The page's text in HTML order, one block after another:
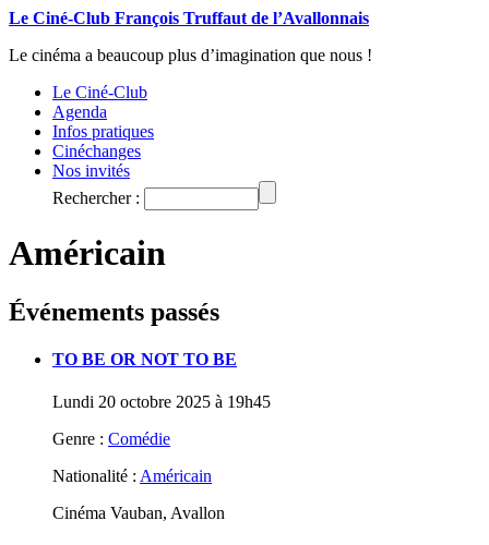
Le Ciné-Club François Truffaut de l’Avallonnais
Le cinéma a beaucoup plus d’imagination que nous !
Le Ciné-Club
Agenda
Infos pratiques
Cinéchanges
Nos invités
Rechercher :
Américain
Événements passés
TO BE OR NOT TO BE
Lundi 20 octobre 2025 à 19h45
Genre : Comédie
Nationalité : Américain
Cinéma Vauban, Avallon